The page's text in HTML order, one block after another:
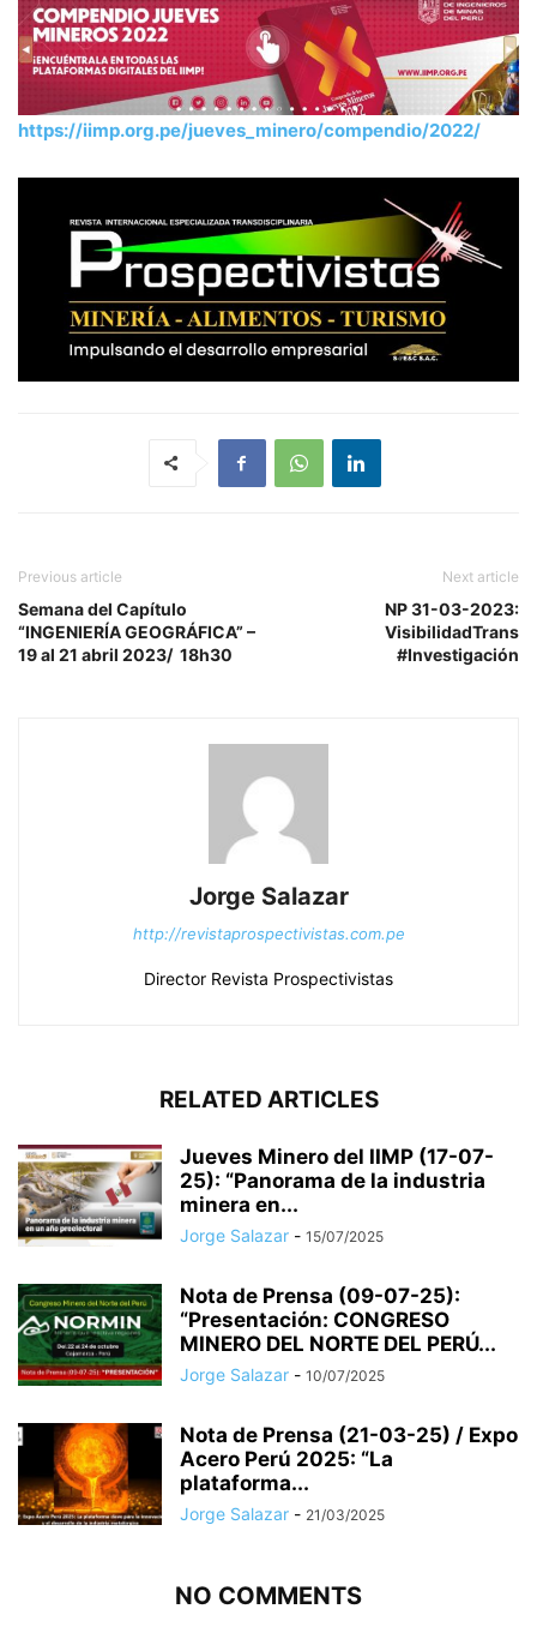
https://iimp.org.pe/jueves_minero/compendio/2022/
Previous article
Semana del Capítulo
“INGENIERÍA GEOGRÁFICA” –
19 al 21 abril 2023/ 18h30
Next article
NP 31-03-2023:
VisibilidadTrans
#Investigación
Jorge Salazar
http://revistaprospectivistas.com.pe
Director Revista Prospectivistas
RELATED ARTICLES
Jueves Minero del IIMP (17-07-
25): “Panorama de la industria
minera en...
Jorge Salazar - 15/07/2025
Nota de Prensa (09-07-25):
“Presentación: CONGRESO
MINERO DEL NORTE DEL PERÚ...
Jorge Salazar - 10/07/2025
Nota de Prensa (21-03-25) / Expo
Acero Perú 2025: “La
plataforma...
Jorge Salazar - 21/03/2025
NO COMMENTS